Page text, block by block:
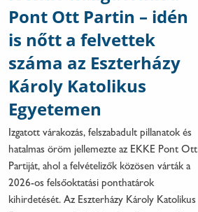
Pont Ott Partin – idén
is nőtt a felvettek
száma az Eszterházy
Károly Katolikus
Egyetemen
Izgatott várakozás, felszabadult pillanatok és
hatalmas öröm jellemezte az EKKE Pont Ott
Partiját, ahol a felvételizők közösen várták a
2026-os felsőoktatási ponthatárok
kihirdetését. Az Eszterházy Károly Katolikus